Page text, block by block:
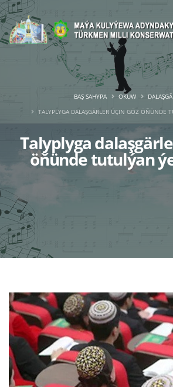
Talyplyga
öňünde tutulýan
BAŞ SAHYPA OKUW
TALYPLYGA DALAŞGÄRLER ÜÇIN GÖZ ÖŇÜNDE